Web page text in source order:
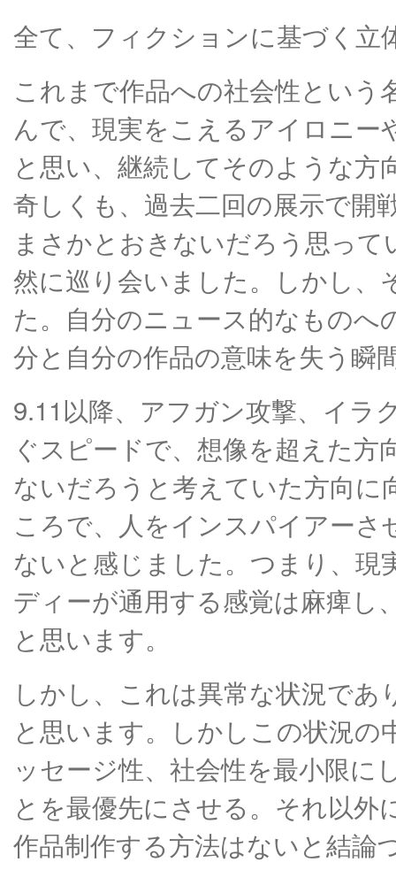
全て、フィクションに基づく立
これまで作品への社会性とい
んで、現実をこえるアイロニ
と思い、継続してそのような
奇しくも、過去二回の展示で開
まさかとおきないだろう思っ
然に巡り会いました。しかし、
た。自分のニュース的なもの
分と自分の作品の意味を失う瞬
9.11以降、アフガン攻撃、イラ
ぐスピードで、想像を超えた
ないだろうと考えていた方向に
ころで、人をインスパイアー
ないと感じました。つまり、
ディーが通用する感覚は麻痺し
と思います。
しかし、これは異常な状況で
と思います。しかしこの状況
ッセージ性、社会性を最小限
とを最優先にさせる。それ以
作品制作する方法はないと結論